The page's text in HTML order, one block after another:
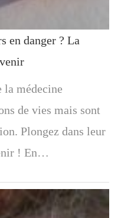
en danger ? La
médecine
de vies mais sont
Plongez dans leur
! En…